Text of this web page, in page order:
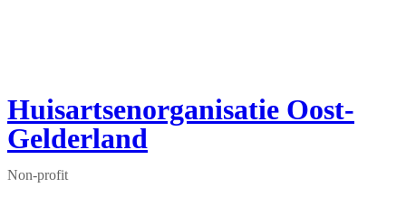
Huisartsenorganisatie Oost-
Gelderland
Non-profit